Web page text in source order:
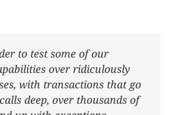
to test some of our
over ridiculously
with transactions that go
deep, over thousands of